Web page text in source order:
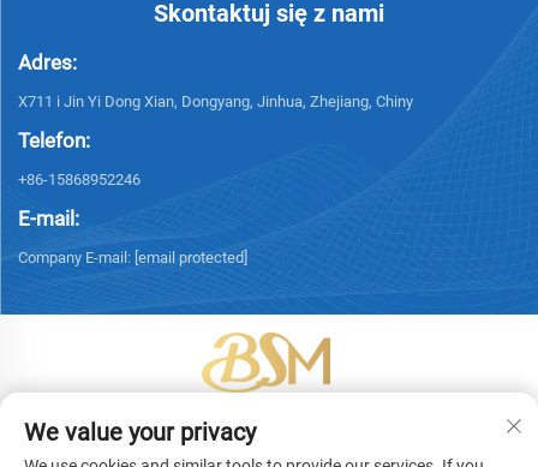
Skontaktuj się z nami
Adres:
X711 i Jin Yi Dong Xian, Dongyang, Jinhua, Zhejiang, Chiny
Telefon:
+86-15868952246
E-mail:
Company E-mail: [email protected]
Copyright © 2026 Yiwu Bingsheng Packaging Technology Co., Ltd.
Wszelkie prawa zastrzeżone. -Polityka prywatności
We value your privacy